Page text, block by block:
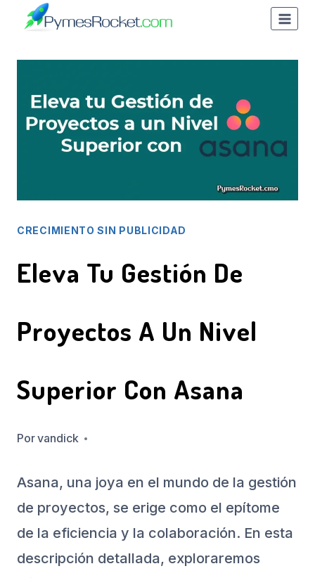
Saltar
contenido
CRECIMIENTO SIN PUBLICIDAD
Eleva Tu Gestión De
Proyectos A Un Nivel
Superior Con Asana
Porvandick
junio 11, 2024
Asana, una joya en el mundo de la gestión
de proyectos, se erige como el epítome
de la eficiencia y la colaboración. En esta
descripción detallada, exploraremos